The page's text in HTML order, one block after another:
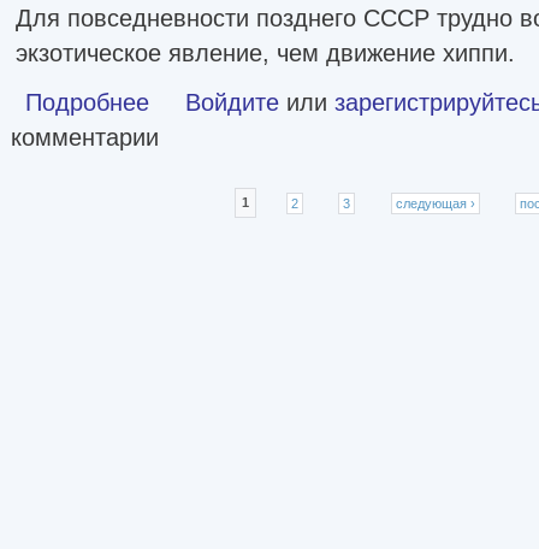
Для повседневности позднего СССР трудно
экзотическое явление, чем движение хиппи.
Подробнее о Хиппи в СССР, 1983–1988. Мои похождения и были
Войдите или
комментарии
1 2 3 следующая ›